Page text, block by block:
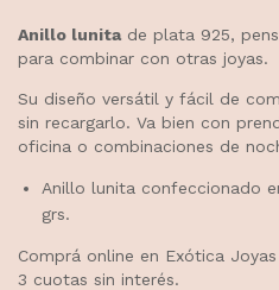
Anillo lunitade plata 925,
para combinar con otras joyas.
Su diseño versátil y fácil de
sin recargarlo. Va bien con
oficina o combinaciones de
Anillo lunita confeccionado
grs.
Comprá online en Exótica
3 cuotas sin interés.